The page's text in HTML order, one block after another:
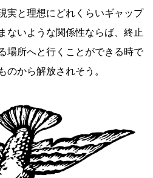
実と理想にどれくらいギャップ
ないような関係性ならば、終止
場所へと行くことができる時で
のから解放されそう。